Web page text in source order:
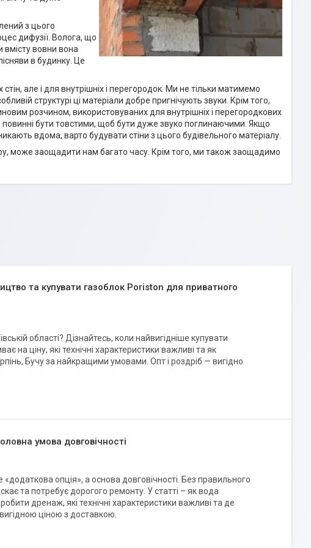
з цього
дифузії. Волога, що
вмісту вовни вона
в ​​будинку. Це
але і для внутрішніх і перегородок. Ми не тільки матимемо
структурі ці матеріали добре пригнічують звуки. Крім того,
розчином, використовуваних для внутрішніх і перегородкових
повинні бути товстими, щоб бути дуже звуко поглинаючими. Якщо
вдома, варто будувати стіни з цього будівельного матеріалу.
може заощадити нам багато часу. Крім того, ми також заощадимо
та купувати газоблок Poriston для приватного
області? Дізнайтесь, коли найвигідніше купувати
на ціну, які технічні характеристики важливі та як
Бучу за найкращими умовами. Опт і роздріб — вигідно
умова довговічності
опція», а основа довговічності. Без правильного
та потребує дорогого ремонту. У статті – як вода
дренаж, які технічні характеристики важливі та де
ціною з доставкою.